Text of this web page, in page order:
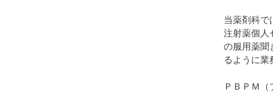
当薬剤科で
注射薬個人
の服用薬聞
るように業
ＰＢＰＭ